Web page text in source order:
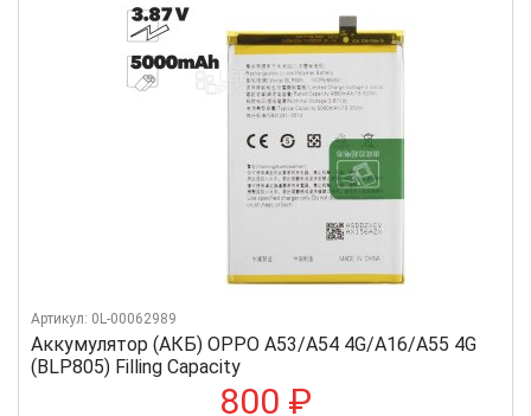
Аккумулятор (АКБ) OPPO A53/A54 4G/A16/A55 4G
(BLP805) Filling Capacity
Артикул: 0L-00062989
800 ₽